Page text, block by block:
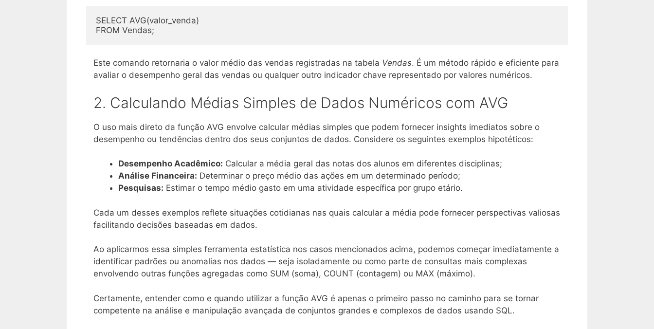
SELECT AVG(valor_venda)
Este comando retornaria o valor médio das vendas registradas na tabela Vendas. É um método rápido e eficiente para
avaliar o desempenho geral das vendas ou qualquer outro indicador chave representado por valores numéricos.
2. Calculando Médias Simples de Dados Numéricos com AVG
O uso mais direto da função AVG envolve calcular médias simples que podem fornecer insights imediatos sobre o
desempenho ou tendências dentro dos seus conjuntos de dados. Considere os seguintes exemplos hipotéticos:
Desempenho Acadêmico: Calcular a média geral das notas dos alunos em diferentes disciplinas;
Análise Financeira: Determinar o preço médio das ações em um determinado período;
Pesquisas: Estimar o tempo médio gasto em uma atividade específica por grupo etário.
Cada um desses exemplos reflete situações cotidianas nas quais calcular a média pode fornecer perspectivas valiosas
facilitando decisões baseadas em dados.
Ao aplicarmos essa simples ferramenta estatística nos casos mencionados acima, podemos começar imediatamente a
identificar padrões ou anomalias nos dados — seja isoladamente ou como parte de consultas mais complexas
envolvendo outras funções agregadas como SUM (soma), COUNT (contagem) ou MAX (máximo).
Certamente, entender como e quando utilizar a função AVG é apenas o primeiro passo no caminho para se tornar
competente na análise e manipulação avançada de conjuntos grandes e complexos de dados usando SQL.